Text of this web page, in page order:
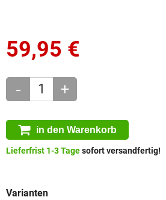
59,95 €
- +
in den Warenkorb
Lieferfrist 1-3 Tagesofort versandfertig!
Varianten